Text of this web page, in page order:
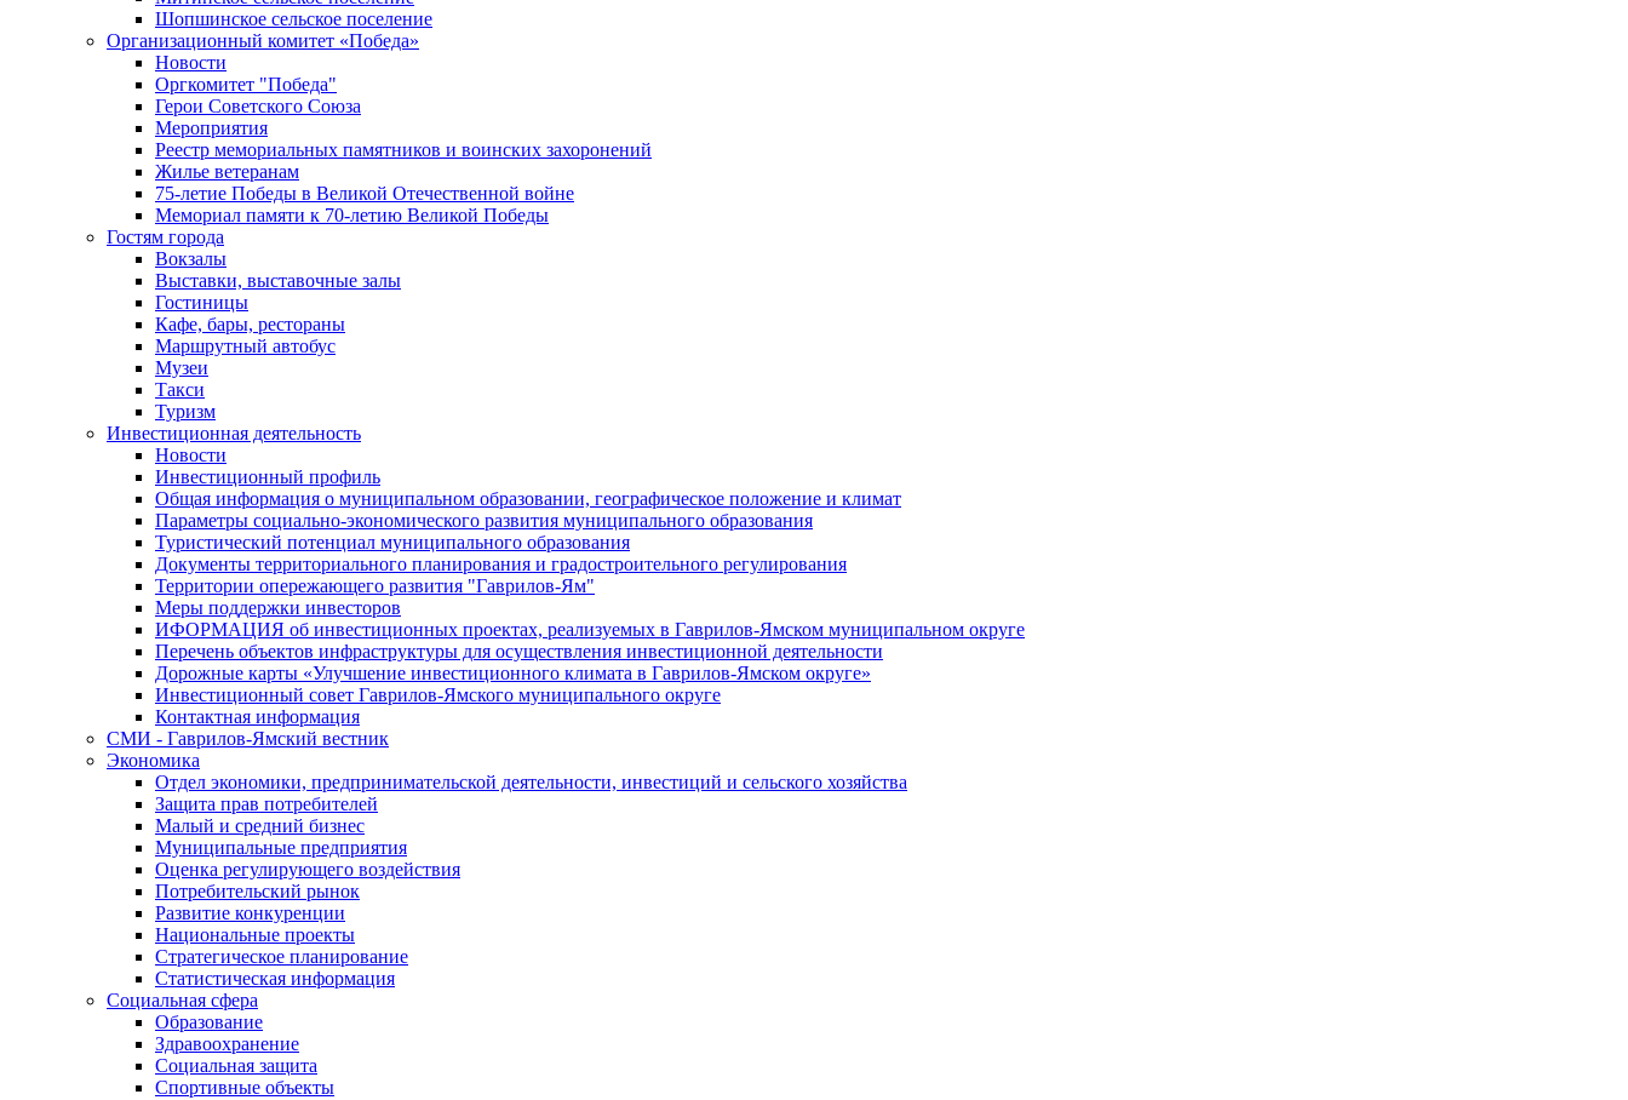
Шопшинское сельское поселение
Организационный комитет «Победа»
Новости
Оргкомитет "Победа"
Герои Советского Союза
Мероприятия
Реестр мемориальных памятников и воинских захоронений
Жилье ветеранам
75-летие Победы в Великой Отечественной войне
Мемориал памяти к 70-летию Великой Победы
Гостям города
Вокзалы
Выставки, выставочные залы
Гостиницы
Кафе, бары, рестораны
Маршрутный автобус
Музеи
Такси
Туризм
Инвестиционная деятельность
Новости
Инвестиционный профиль
Общая информация о муниципальном образовании, географическое положение и климат
Параметры социально-экономического развития муниципального образования
Туристический потенциал муниципального образования
Документы территориального планирования и градостроительного регулирования
Территории опережающего развития "Гаврилов-Ям"
Меры поддержки инвесторов
ИФОРМАЦИЯ об инвестиционных проектах, реализуемых в Гаврилов-Ямском муниципальном округе
Перечень объектов инфраструктуры для осуществления инвестиционной деятельности
Дорожные карты «Улучшение инвестиционного климата в Гаврилов-Ямском округе»
Инвестиционный совет Гаврилов-Ямского муниципального округе
Контактная информация
СМИ - Гаврилов-Ямский вестник
Экономика
Отдел экономики, предпринимательской деятельности, инвестиций и сельского хозяйства
Защита прав потребителей
Малый и средний бизнес
Муниципальные предприятия
Оценка регулирующего воздействия
Потребительский рынок
Развитие конкуренции
Национальные проекты
Стратегическое планирование
Статистическая информация
Социальная сфера
Образование
Здравоохранение
Социальная защита
Спортивные объекты